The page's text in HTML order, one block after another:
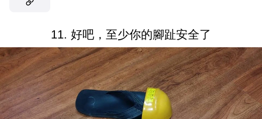
11. 好吧，至少你的腳趾安全了